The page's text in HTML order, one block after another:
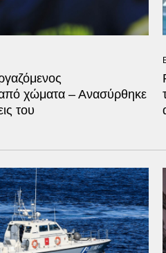
χώματα – Ανασύρθηκε
του